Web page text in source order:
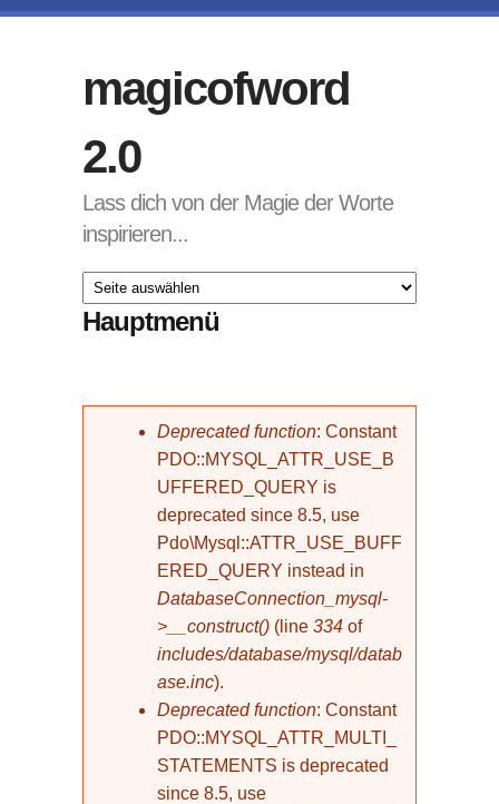
magicofword
2.0
Lass dich von der Magie der Worte
inspirieren...
Hauptmenü
Fehlermeldung
Deprecated function: Constant
PDO::MYSQL_ATTR_USE_B
UFFERED_QUERY is
deprecated since 8.5, use
Pdo\Mysql::ATTR_USE_BUFF
ERED_QUERY instead in
DatabaseConnection_mysql-
>__construct() (line 334 of
includes/database/mysql/datab
ase.inc).
Deprecated function: Constant
PDO::MYSQL_ATTR_MULTI_
STATEMENTS is deprecated
since 8.5, use